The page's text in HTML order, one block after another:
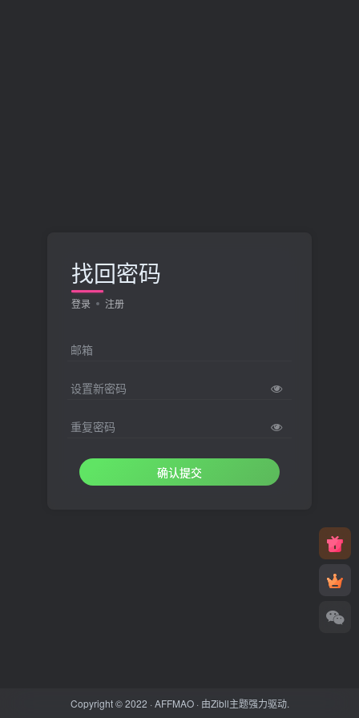
找回密码
登录 注册
邮箱
设置新密码
重复密码
确认提交
Copyright © 2022 ·AFFMAO· 由Zibll主题强力驱动.